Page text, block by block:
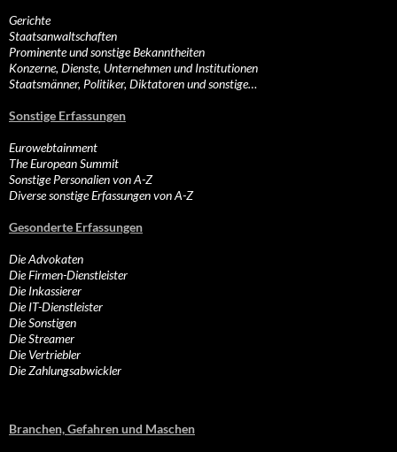
Gerichte
Staatsanwaltschaften
Prominente und sonstige Bekanntheiten
Konzerne, Dienste, Unternehmen und Institutionen
Staatsmänner, Politiker, Diktatoren und sonstige…
Sonstige Erfassungen
Eurowebtainment
The European Summit
Sonstige Personalien von A-Z
Diverse sonstige Erfassungen von A-Z
Gesonderte Erfassungen
Die Advokaten
Die Firmen-Dienstleister
Die Inkassierer
Die IT-Dienstleister
Die Sonstigen
Die Streamer
Die Vertriebler
Die Zahlungsabwickler
Branchen, Gefahren und Maschen